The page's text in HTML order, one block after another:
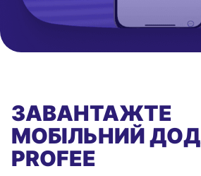
ЗАВАНТАЖТЕ
МОБІЛЬНИЙ
PROFEE